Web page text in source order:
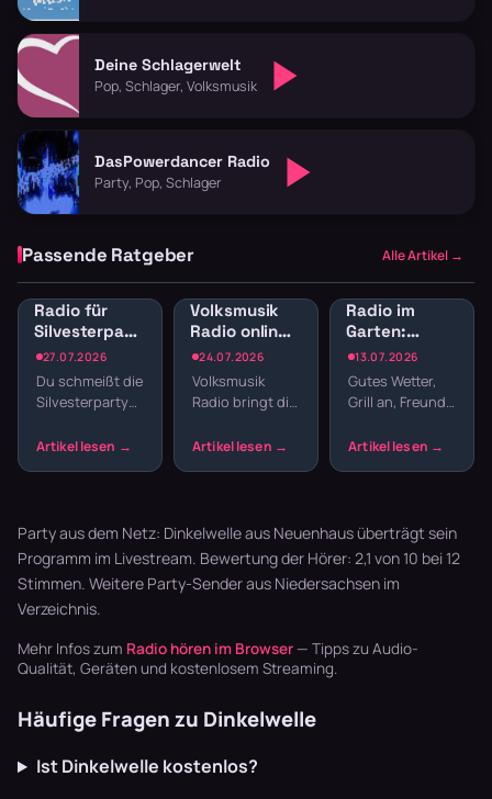
Deine Schlagerwelt
Pop, Schlager, Volksmusik
DasPowerdancer Radio
Party, Pop, Schlager
Passende Ratgeber Alle Artikel →
27.07.2026
Radio für
Silvesterparty:
Die besten
Sender für
den
Jahreswechsel
Du schmeißt die
Silvesterparty
den ganzen
läuft dur…
24.07.2026
Volksmusik
Radio online:
Traditionelle
Klänge und
Blasmusik
Volksmusik
Radio bringt dir
ins
Blaskapellen.
13.07.2026
Radio im
Garten:
Sender für
Gartenparty
und
Grillabend
Gutes Wetter,
Grill an, Freunde
noch die
Garten läu…
Party aus dem Netz: Dinkelwelle aus Neuenhaus überträgt sein
Programm im Livestream. Bewertung der Hörer: 2,1 von 10 bei 12
Stimmen. Weitere Party-Sender aus Niedersachsen im
Verzeichnis.
Mehr Infos zum Radio hören im Browser — Tipps zu Audio-
Qualität, Geräten und kostenlosem Streaming.
Häufige Fragen zu Dinkelwelle
Ist Dinkelwelle kostenlos?